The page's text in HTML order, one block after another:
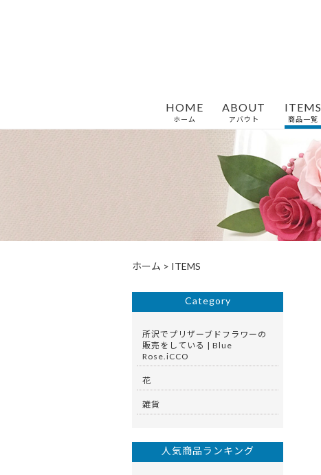
HOME
ホーム
ABOUT
アバウト
ITEMS
商品一覧
ホーム > ITEMS
Category
所沢でプリザーブドフラワーの
販売をしている | Blue
Rose.iCCO
花
雑貨
人気商品ランキング